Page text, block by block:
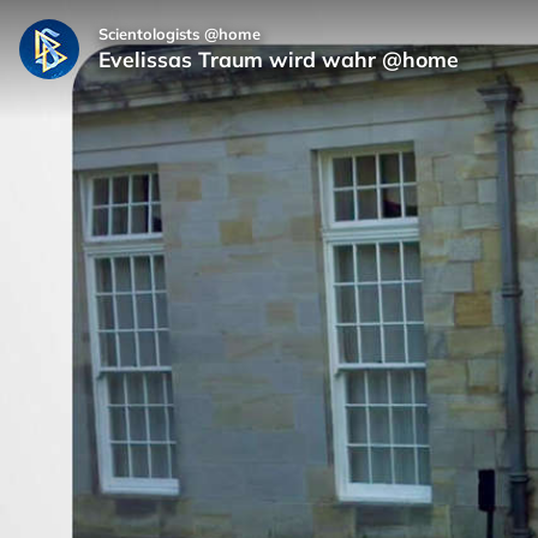
Scientologists @home
Evelissas Traum wird wahr @home